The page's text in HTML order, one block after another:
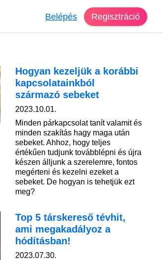
Belépés Regisztráció
Hogyan kezeljük a korábbi
kapcsolatainkból
származó sebeket
2023.10.01.
Minden párkapcsolat tanít valamit és
minden szakítás hagy maga után
sebeket. Ahhoz, hogy teljes
értékűen tudjunk továbblépni és újra
készen álljunk a szerelemre, fontos
megérteni és kezelni ezeket a
sebeket. De hogyan is tehetjük ezt
meg?
Top 5 társkereső tévhit,
ami megakadályoz a
hódításban!
2023.07.30.